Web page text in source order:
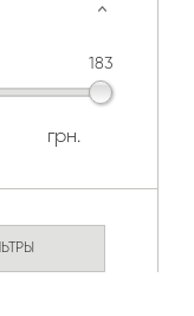
183
грн.